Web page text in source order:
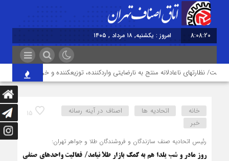
8:08:20 امروز : یکشنبه, ۱۸ مرداد , ۱۴۰۵
15 خانه اتحادیه ها
اصناف در آینه رسانه
خبر
رئیس اتحادیه صنف سازندگان و فروشندگان طلا و جواهر تهران:
روز مادر و شب یلدا هم به کمک بازار طلا نیامد/ فعالیت واحدهای صنفی